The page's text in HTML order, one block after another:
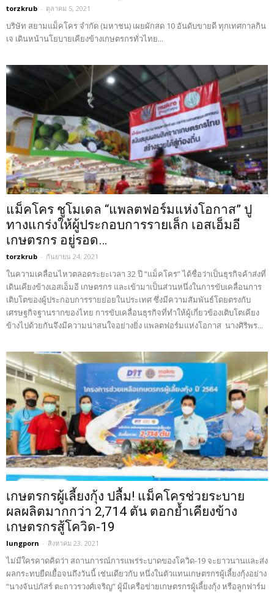
torzkrub - ตุลาคม 5, 2021
บริษัท สยามแม็คโคร จำกัด (มหาชน) เผยผักสด 10 อันดับขายดี ทุกเทศกาลกิน
เจ เดินหน้านโยบายเคียงข้างเกษตรกรทั่วไทย...
แม็คโคร ชูโมเดล “แพลตฟอร์มแห่งโอกาส” ปู
ทางแกร่งให้ผู้ประกอบการรายเล็ก เอสเอ็มอี
เกษตรกร อยู่รอด…
torzkrub - กันยายน 24, 2021
ในความเคลื่อนไหวตลอดระยะเวลา 32 ปี “แม็คโคร” ได้ชื่อว่าเป็นธุรกิจค้าส่งที่
เดินเคียงข้างเอสเอ็มอี เกษตรกร และเข้ามาเป็นส่วนหนึ่งในการขับเคลื่อนการ
เติบโตของผู้ประกอบการรายย่อยในประเทศ ซึ่งมีความสัมพันธ์โดยตรงกับ
เศรษฐกิจฐานรากของไทย การขับเคลื่อนธุรกิจที่ทำให้ผู้เกี่ยวข้องเติบโตเคียง
ข้างไปด้วยกันจึงมีความน่าสนใจอย่างยิ่ง แพลตฟอร์มแห่งโอกาส นางศิริพร...
เกษตรกรผู้เลี้ยงกุ้ง ปลื้ม! แม็คโครช่วยระบาย
ผลผลิตมากกว่า 2,714 ตัน ตอกย้ำเคียงข้าง
เกษตรกรสู้โควิด-19
lungporn - สิงหาคม 23, 2021
ไม่มีใครคาดคิดว่า สถานการณ์การแพร่ระบาดของโควิด-19 จะยาวนานและส่ง
ผลกระทบยืดเยื้อจนถึงวันนี้ เช่นเดียวกับ หนึ่งในตัวแทนเกษตรกรผู้เลี้ยงกุ้งอย่าง
“นางจันปภัสร์ ตะถาวรวงศ์เจริญ” ผู้มีเครือข่ายเกษตรกรผู้เลี้ยงกุ้ง หรือลูกฟาร์ม